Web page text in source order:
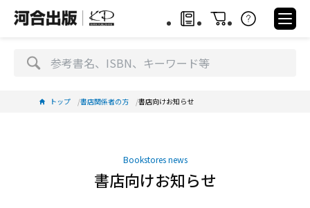
トップ 書店関係者の方 書店向けお知らせ
Bookstores news
書店向けお知らせ